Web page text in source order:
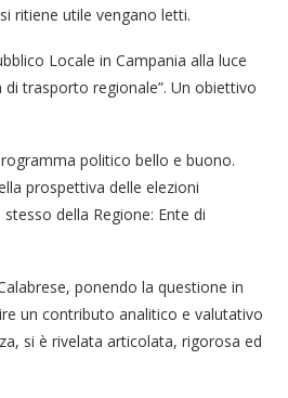
ritiene utile vengano letti.
Locale in Campania alla luce
di trasporto regionale”. Un obiettivo
politico bello e buono.
prospettiva delle elezioni
della Regione: Ente di
ponendo la questione in
un contributo analitico e valutativo
si è rivelata articolata, rigorosa ed